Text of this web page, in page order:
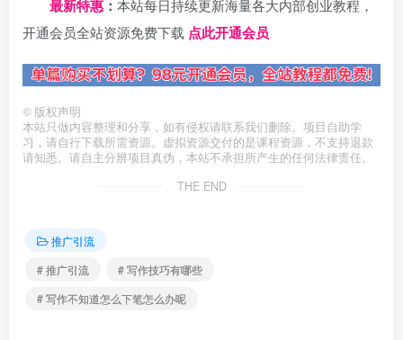
最新特惠 ： 本站每日持续更新海量各大内部创业教程，
开通会员全站资源免费下载 点此开通会员
© 版权声明
本站只做内容整理和分享，如有侵权请联系我们删除。项目自助学
习，请自行下载所需资源。虚拟资源交付的是课程资源，不支持退款
请知悉。请自主分辨项目真伪，本站不承担所产生的任何法律责任。
THE END
推广引流
# 推广引流
# 写作技巧有哪些
# 写作不知道怎么下笔怎么办呢